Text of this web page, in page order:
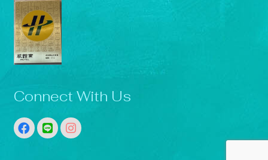
Connect With Us